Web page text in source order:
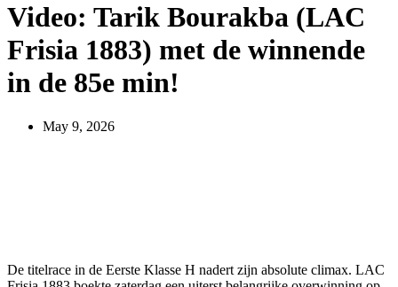
Video: Tarik Bourakba (LAC
Frisia 1883) met de winnende
in de 85e min!
May 9, 2026
De titelrace in de Eerste Klasse H nadert zijn absolute climax. LAC